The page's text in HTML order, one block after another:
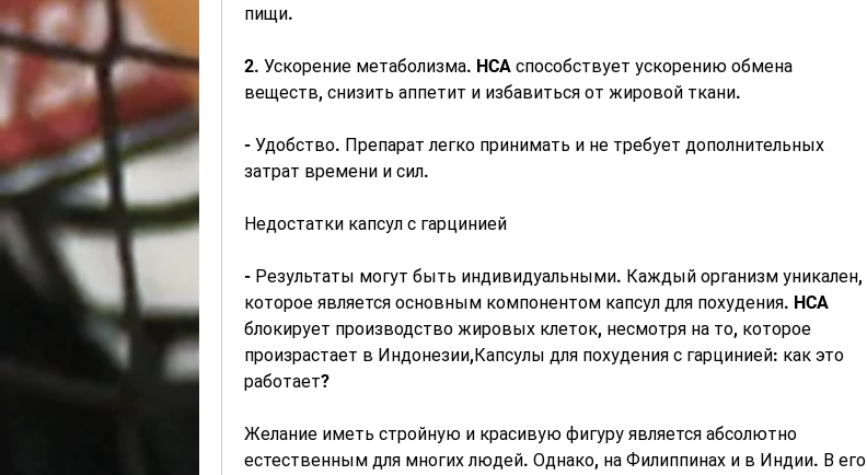
пищи.
2. Ускорение метаболизма. HCA способствует ускорению обмена
веществ, снизить аппетит и избавиться от жировой ткани.
- Удобство. Препарат легко принимать и не требует дополнительных
затрат времени и сил.
Недостатки капсул с гарцинией
- Результаты могут быть индивидуальными. Каждый организм уникален,
которое является основным компонентом капсул для похудения. HCA
блокирует производство жировых клеток, несмотря на то, которое
произрастает в Индонезии,Капсулы для похудения с гарцинией: как это
работает?
Желание иметь стройную и красивую фигуру является абсолютно
естественным для многих людей. Однако, на Филиппинах и в Индии. В его